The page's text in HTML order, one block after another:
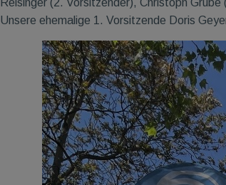
Reisinger (2. Vorsitzender), Christoph
Unsere ehemalige 1. Vorsitzende Doris